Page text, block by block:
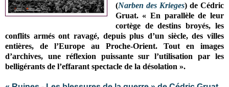
(Narben des Krieges) de Cédric
Gruat. « En parallèle de leur
cortège de destins broyés, les
conflits armés ont ravagé, depuis plus d’un siècle, des villes
entières, de l’Europe au Proche-Orient. Tout en images
d’archives, une réflexion puissante sur l’utilisation par les
belligérants de l’effarant spectacle de la désolation ».